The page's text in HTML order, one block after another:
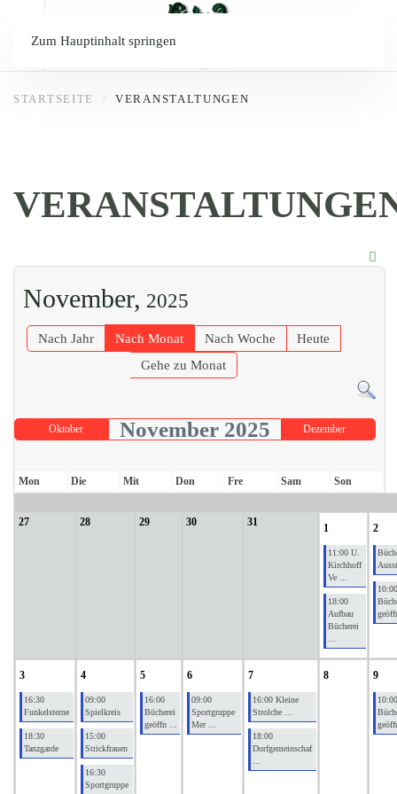
Zum Hauptinhalt springen
STARTSEITE VERANSTALTUNGEN
November, 2025
Nach Jahr Nach Monat Nach Woche
Heute
Gehe zu Monat
Oktober November 2025 Dezember
Mon Die Mit Don Fre Sam Son
27 28 29 30 31 1
11:00 U.
Kirchhoff
Ve ...
18:00
Aufbau
Bücherei
2
10:00
3
16:30
Funkelsterne
18:30
Tanzgarde
4
09:00
Spielkreis
15:00
Strickfrauen
16:30
Sportgruppe
5
16:00
Bücherei
geöffn ...
6
09:00
Sportgruppe
Mer ...
7
16:00 Kleine
Strolche ...
18:00
Dorfgemeinschaf
8 9
10:00